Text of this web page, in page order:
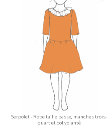
Serpolet - Robe taille basse, manches trois-
quart et col volanté